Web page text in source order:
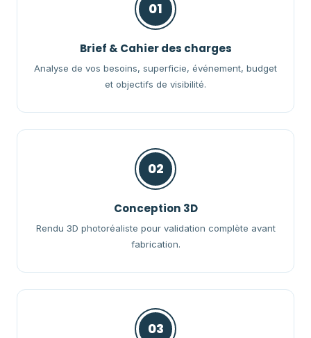
01
Brief & Cahier des charges
Analyse de vos besoins, superficie, événement, budget
et objectifs de visibilité.
02
Conception 3D
Rendu 3D photoréaliste pour validation complète avant
fabrication.
03